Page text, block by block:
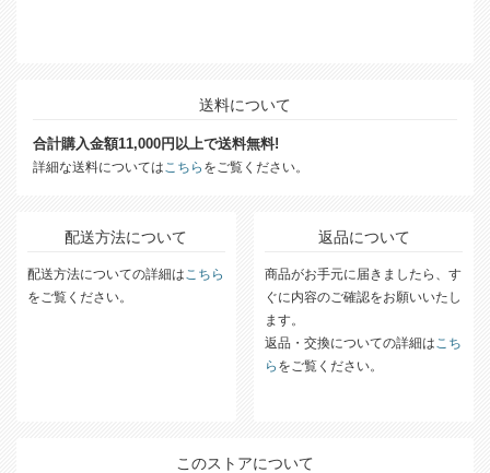
送料について
合計購入金額11,000円以上で送料無料!
詳細な送料については こちら をご覧ください。
配送方法について
配送方法についての詳細は こちら
をご覧ください。
返品について
商品がお手元に届きましたら、す
ぐに内容のご確認をお願いいたし
ます。
返品・交換についての詳細は こち
ら をご覧ください。
このストアについて